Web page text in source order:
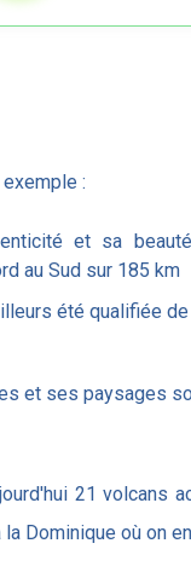
:
et sa
au Sud sur 185 km
été qualifiée
et ses paysages
21 volcans
Dominique où on